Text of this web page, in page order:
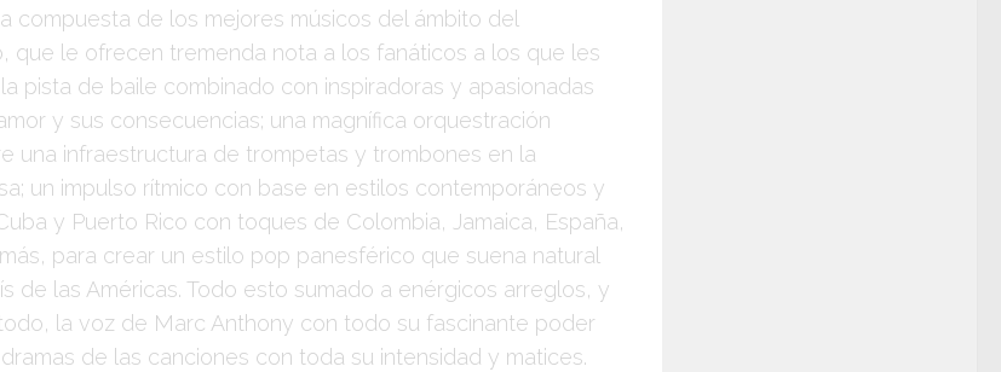
compuesta de los mejores músicos del ámbito del
que le ofrecen tremenda nota a los fanáticos a los que les
pista de baile combinado con inspiradoras y apasionadas
y sus consecuencias; una magnífica orquestración
una infraestructura de trompetas y trombones en la
un impulso rítmico con base en estilos contemporáneos y
y Puerto Rico con toques de Colombia, Jamaica, España,
para crear un estilo pop panesférico que suena natural
de las Américas. Todo esto sumado a enérgicos arreglos, y
la voz de Marc Anthony con todo su fascinante poder
de las canciones con toda su intensidad y matices.